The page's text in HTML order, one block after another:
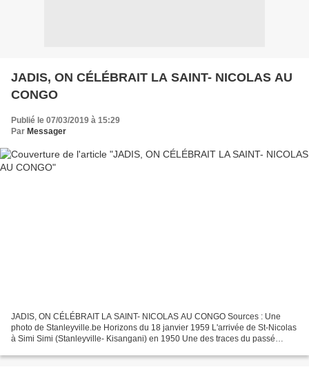
JADIS, ON CÉLÉBRAIT LA SAINT- NICOLAS AU
CONGO
Publié le 07/03/2019 à 15:29
Par Messager
JADIS, ON CÉLÉBRAIT LA SAINT- NICOLAS AU CONGO Sources : Une
photo de Stanleyville.be Horizons du 18 janvier 1959 L'arrivée de St-Nicolas
à Simi Simi (Stanleyville- Kisangani) en 1950 Une des traces du passé